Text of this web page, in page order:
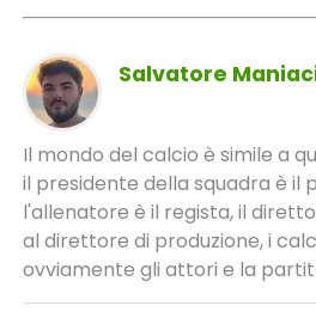
Salvatore
Il mondo del calcio è simile a
il presidente della squadra è il
l'allenatore è il regista, il
al direttore di produzione, i
ovviamente gli attori e la